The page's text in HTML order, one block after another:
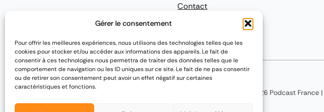
Gérer le consentement
Pour offrir les meilleures expériences, nous utilisons des technologies telles que les
cookies pour stocker et/ou accéder aux informations des appareils. Le fait de
consentir à ces technologies nous permettra de traiter des données telles que le
comportement de navigation ou les ID uniques sur ce site. Le fait de ne pas consentir
ou de retirer son consentement peut avoir un effet négatif sur certaines
caractéristiques et fonctions.
Contact
2015 - 2026 Podcast France |